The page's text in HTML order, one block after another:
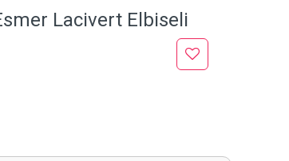
Lacivert Elbiseli